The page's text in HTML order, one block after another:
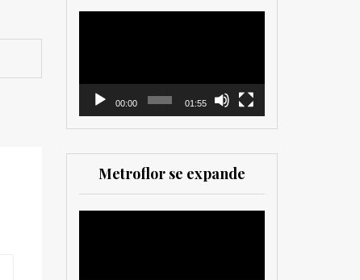
que trabajan en el sector
00:00 01:55
Metroflor se expande